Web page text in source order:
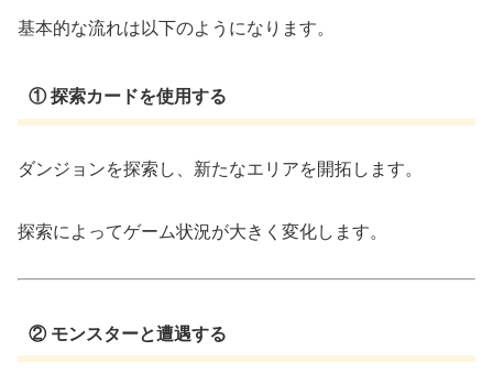
基本的な流れは以下のようになります。
① 探索カードを使用する
ダンジョンを探索し、新たなエリアを開拓します。
探索によってゲーム状況が大きく変化します。
② モンスターと遭遇する